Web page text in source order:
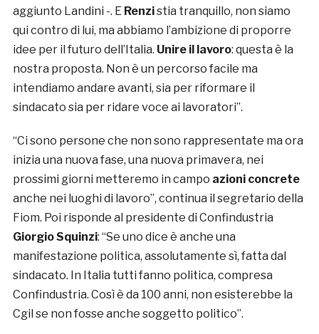
aggiunto Landini -. E Renzistia tranquillo, non siamo
qui contro di lui, ma abbiamo l’ambizione di proporre
idee per il futuro dell’Italia. Unire il lavoro: questa è la
nostra proposta. Non è un percorso facile ma
intendiamo andare avanti, sia per riformare il
sindacato sia per ridare voce ai lavoratori”.
“Ci sono persone che non sono rappresentate ma ora
inizia una nuova fase, una nuova primavera, nei
prossimi giorni metteremo in campo azioni concrete
anche nei luoghi di lavoro”, continua il segretario della
Fiom. Poi risponde al presidente di Confindustria
Giorgio Squinzi: “Se uno dice è anche una
manifestazione politica, assolutamente sì, fatta dal
sindacato. In Italia tutti fanno politica, compresa
Confindustria. Così è da 100 anni, non esisterebbe la
Cgil se non fosse anche soggetto politico”.